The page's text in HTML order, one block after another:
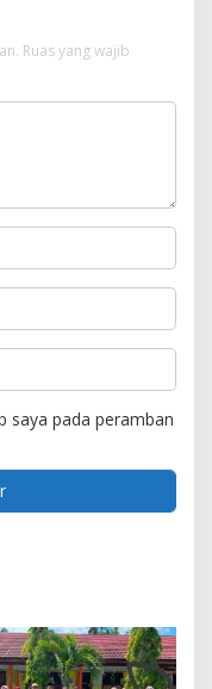
Ruas yang wajib
saya pada peramban